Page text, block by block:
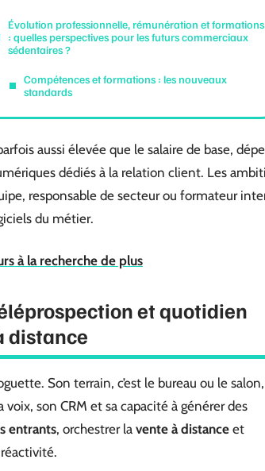
Évolution professionnelle, rémunération et formations
: quelles perspectives pour les futurs commerciaux
sédentaires ?
Compétences et formations : les nouveaux
standards
aussi élevée que le salaire de base,
dédiés à la relation client. Les
responsable de secteur ou formateur
du métier.
à la recherche de plus
et quotidien
distance
Son terrain, c’est le bureau ou le salon,
son CRM et sa capacité à générer des
entrants, orchestrer la vente à distance et